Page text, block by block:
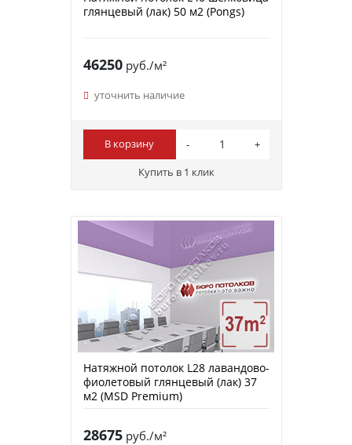
глянцевый (лак) 50 м2 (Pongs)
46250руб./м²
уточнить наличие
В корзину
Купить в 1 клик
Натяжной потолок L28 лавандово-
фиолетовый глянцевый (лак) 37
м2 (MSD Premium)
28675руб./м²